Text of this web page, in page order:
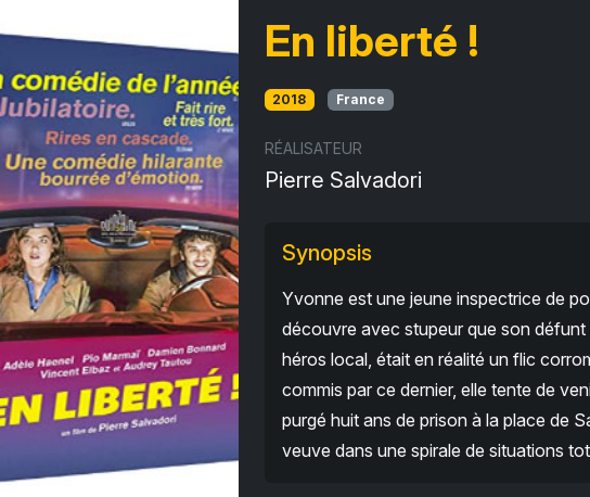
En liberté !
2018 France
RÉALISATEUR
Pierre Salvadori
Synopsis
Yvonne est une jeune inspectrice de
découvre avec stupeur que son
héros local, était en réalité un flic
commis par ce dernier, elle tente de
purgé huit ans de prison à la place de
veuve dans une spirale de situations